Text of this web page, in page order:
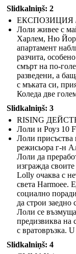
Slidkalniņš: 2
ЕКСПОЗИЦИЯ
Лоли живее с
Харлем, Ню
апартамент
разчита,
смърт на по-
разведени, а
с мъката си,
Коледа две
Slidkalniņš: 3
RISING
Лоли и Роуз
Лоли присъства
режисьора г-н
Лоли да
изгражда
Lolly очаква с
света Harmoee.
социално
да строи
Лоли се
предизвиква на
с вратовръзка. U
Slidkalniņš: 4